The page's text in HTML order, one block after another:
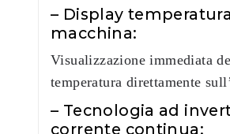
– Display
macchina:
Visualizzazione immediata
temperatura direttamente
– Tecnologia ad
corrente continua: